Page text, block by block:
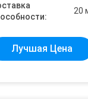
20
Лучшая Цена